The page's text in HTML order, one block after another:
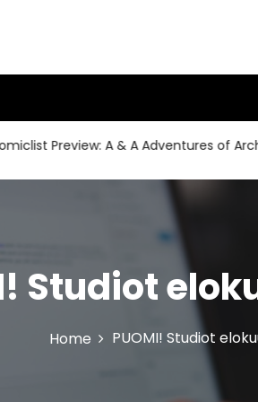
Preview: A & A Adventures of Archerin
Studiot
Home PUOMI! Studiot